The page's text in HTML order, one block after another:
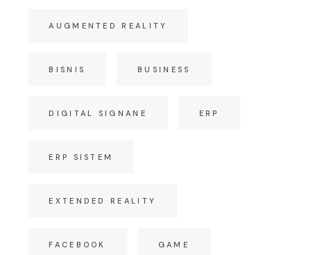
AUGMENTED REALITY
BISNIS BUSINESS
DIGITAL SIGNANE ERP
ERP SISTEM
EXTENDED REALITY
FACEBOOK GAME